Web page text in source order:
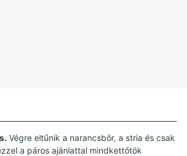
Végre eltűnik a narancsbőr, a stria és csak
a páros ajánlattal mindkettőtök